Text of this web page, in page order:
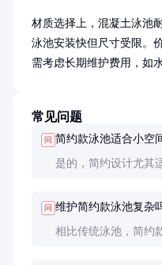
材质选择上，混凝土泳池
泳池安装快但尺寸受限。
需考虑长期维护费用，如
常见问题
问 简约款泳池适合小空
是的，简约设计尤其
问 维护简约款泳池复杂
相比传统泳池，简约